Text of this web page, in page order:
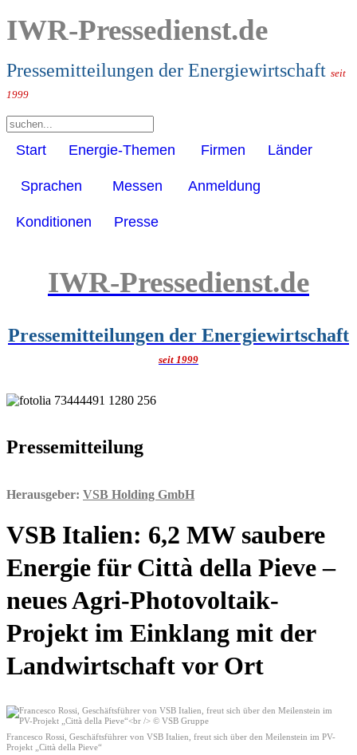
IWR-Pressedienst.de
Pressemitteilungen der Energiewirtschaft seit
1999
Start Energie-Themen Firmen Länder
Sprachen Messen Anmeldung
Konditionen Presse
IWR-Pressedienst.de
Pressemitteilungen der Energiewirtschaft
seit 1999
Pressemitteilung
Herausgeber: VSB Holding GmbH
VSB Italien: 6,2 MW saubere
Energie für Città della Pieve –
neues Agri-Photovoltaik-
Projekt im Einklang mit der
Landwirtschaft vor Ort
Francesco Rossi, Geschäftsführer von VSB Italien, freut sich über den Meilenstein im PV-
Projekt „Città della Pieve“